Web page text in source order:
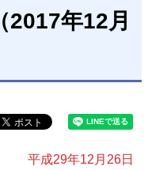
2017年12月
平成29年12月26日